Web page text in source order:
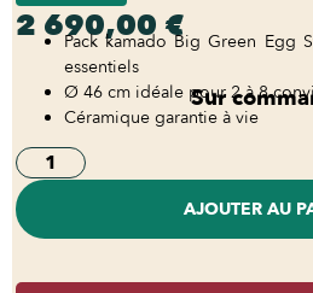
2 690,00 €
Pack kamado Big Green Egg
essentiels
Ø 46 cm idéale pour 2 à 8
Céramique garantie à vie
Sur
AJOUTER AU